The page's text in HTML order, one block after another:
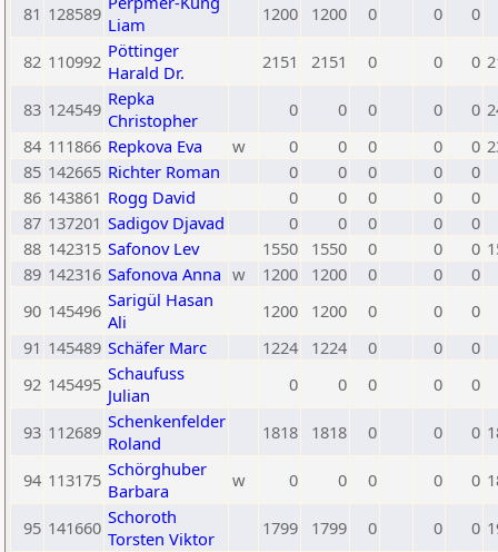
81 128589 Liam
1200 1200 0 0 0
82 110992 Pöttinger
Harald Dr.
2151 2151 0 0 0
83 124549 Repka
Christopher
0 0 0 0 0
84 111866 Repkova Eva w 0 0 0 0 0
85 142665 Richter Roman 0 0 0 0
0
86 143861 Rogg David 0 0 0 0
0
87 137201 Sadigov Djavad 0 0 0 0
0
88 142315 Safonov Lev 1550 1550 0 0 0
89 142316 Safonova Anna w 1200 1200 0 0
0
90 145496 Sarigül Hasan
Ali
1200 1200 0 0
0
91 145489 Schäfer Marc 1224 1224 0 0
0
92 145495 Schaufuss
Julian
0 0 0 0 0
93 112689 Schenkenfelder
Roland
1818 1818 0 0 0
94 113175 Schörghuber
Barbara
w 0 0 0 0 0
95 141660 Schoroth
Torsten Viktor
1799 1799 0 0 0